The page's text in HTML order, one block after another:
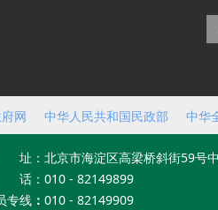
网 中华人民共和国民政部 中华
：北京市海淀区高梁桥斜街59号
：010 - 82149899
专线 ： 010 - 82149909